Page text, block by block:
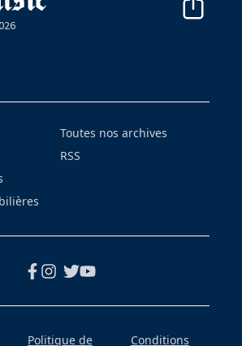
Toutes nos archives
RSS
Politique de Conditions